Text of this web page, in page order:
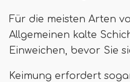
Für die meisten Arten
Allgemeinen kalte
Einweichen, bevor Sie
Keimung erfordert